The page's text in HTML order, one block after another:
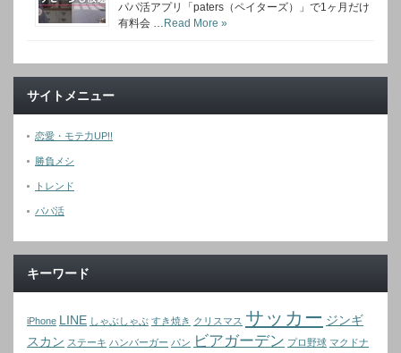
パパ活アプリ「paters（ペイターズ）」で1ヶ月だけ
有料会 … Read More »
サイトメニュー
恋愛・モテ力UP!!
勝負メシ
トレンド
パパ活
キーワード
iPhone LINE しゃぶしゃぶ すき焼き クリスマス サッカー ジンギ
スカン ステーキ ハンバーガー パン ビアガーデン プロ野球 マクドナ